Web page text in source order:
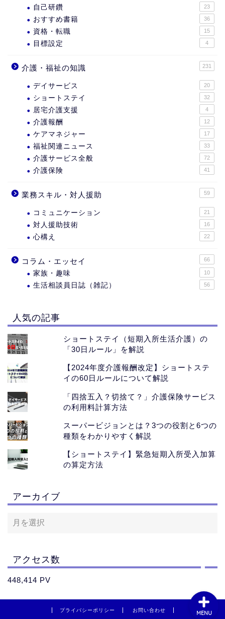
自己研鑽 23
おすすめ書籍 36
資格・転職 15
目標設定 4
介護・福祉の知識 231
デイサービス 20
ショートステイ 32
居宅介護支援 4
介護報酬 12
ケアマネジャー 17
福祉関連ニュース 33
介護サービス全般 72
介護保険 41
業務スキル・対人援助 59
コミュニケーション 21
対人援助技術 16
心構え 22
コラム・エッセイ 66
家族・趣味 10
生活相談員日誌（雑記） 56
人気の記事
ショートステイ（短期入所生活介護）の
「30日ルール」を解説
【2024年度介護報酬改定】ショートステ
イの60日ルールについて解説
「四捨五入？切捨て？」介護保険サービス
の利用料計算方法
スーパービジョンとは？3つの役割と6つの
種類をわかりやすく解説
【ショートステイ】緊急短期入所受入加算
の算定方法
アーカイブ
アクセス数
448,414 PV
プライバシーポリシー お問い合わせ MENU